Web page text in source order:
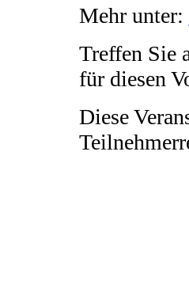
Mehr unter:
Treffen Sie
für diesen
Diese